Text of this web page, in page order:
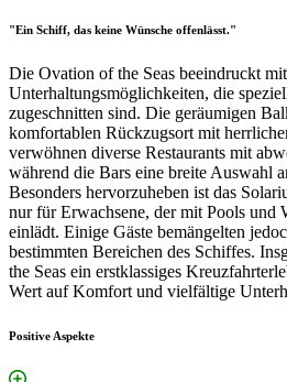
"Ein Schiff, das keine Wünsche offenlässt."
Die Ovation of the Seas beeindruckt
Unterhaltungsmöglichkeiten, die
zugeschnitten sind. Die geräumigen
komfortablen Rückzugsort mit
verwöhnen diverse Restaurants mit
während die Bars eine breite Auswahl
Besonders hervorzuheben ist das
nur für Erwachsene, der mit Pools und
einlädt. Einige Gäste bemängelten
bestimmten Bereichen des Schiffes.
the Seas ein erstklassiges
Wert auf Komfort und vielfältige
Positive Aspekte